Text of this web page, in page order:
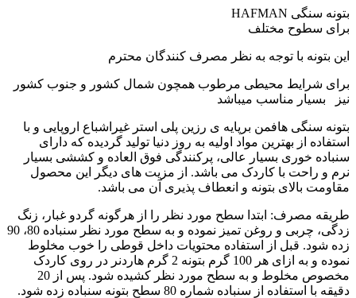
بتونه سنگی HAFMAN
برای سطوح مختلف
این بتونه با توجه به نظر مصرف کنندگان محترم
برای شرایط محیطی مرطوب همچون شمال کشور و جنوب کشور
نیز بسیار مناسب میباشد
بتونه سنگی هافمن برپایه ی رزین پلی استر غیراشباع اروپایی و با
استفاده از بهترین مواد اولیه به روز دنیا تولید گردیده که دارای
سنباده خوری بسیار عالی، پرکنندگی فوق العاده و کششی بسیار
نرم و راحت با کاردک می باشد. از مزیت های دیگر این محصول
مقاومت بالای بتونه و انعطاف پذیری آن می باشد.
طريقه مصرف: ابتدا سطح مورد نظر را از هرگونه گردو غبار، زنگ
زدگی، چربی و روغن تمیز نموده و به سطح مورد نظر سنباده 80، 90
زده شود. قبل از استفاده محتویات داخل قوطی را خوب مخلوط
نموده و به ازای هر 100 گرم بتونه 2 گرم هاردنر در روی کاردک
مخصوص مخلوط و به سطح مورد نظر کشیده شود. پس از 20
دقیقه با استفاده از سنباده شماره 80 سطح بتونه سنباده زده شود.